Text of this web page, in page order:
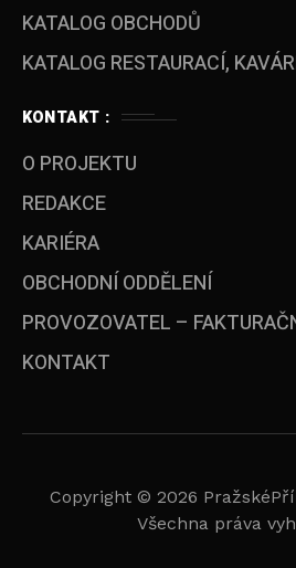
KATALOG OBCHODŮ
KATALOG RESTAURACÍ,
KONTAKT :
O PROJEKTU
REDAKCE
KARIÉRA
OBCHODNÍ ODDĚLENÍ
PROVOZOVATEL –
KONTAKT
Copyright © 2026
Všechna práva